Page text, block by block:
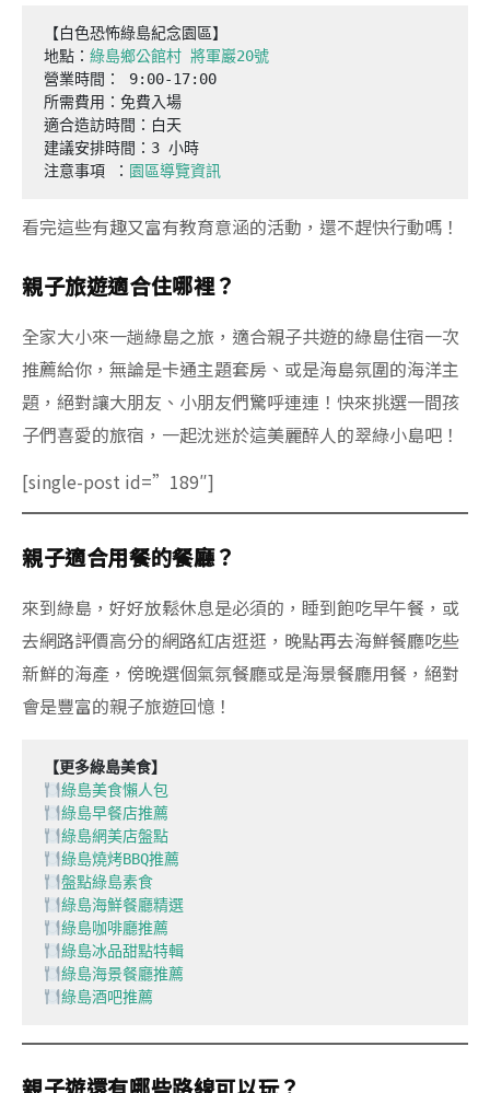
【白色恐怖綠島紀念園區】
地點： 綠島鄉公館村 將軍巖20號
營業時間： 9:00-17:00
所需費用：免費入場
適合造訪時間：白天
建議安排時間：3 小時
注意事項 ： 園區導覽資訊
看完這些有趣又富有教育意涵的活動，還不趕快行動嗎！
親子旅遊適合住哪裡？
全家大小來一趟綠島之旅，適合親子共遊的綠島住宿一次
推薦給你，無論是卡通主題套房、或是海島氛圍的海洋主
題，絕對讓大朋友、小朋友們驚呼連連！快來挑選一間孩
子們喜愛的旅宿，一起沈迷於這美麗醉人的翠綠小島吧！
[single-post id=”189″]
親子適合用餐的餐廳？
來到綠島，好好放鬆休息是必須的，睡到飽吃早午餐，或
去網路評價高分的網路紅店逛逛，晚點再去海鮮餐廳吃些
新鮮的海產，傍晚選個氣氛餐廳或是海景餐廳用餐，絕對
會是豐富的親子旅遊回憶！
【更多綠島美食】
綠島美食懶人包
綠島早餐店推薦
綠島網美店盤點
綠島燒烤BBQ推薦
盤點綠島素食
綠島海鮮餐廳精選
綠島咖啡廳推薦
綠島冰品甜點特輯
綠島海景餐廳推薦
綠島酒吧推薦